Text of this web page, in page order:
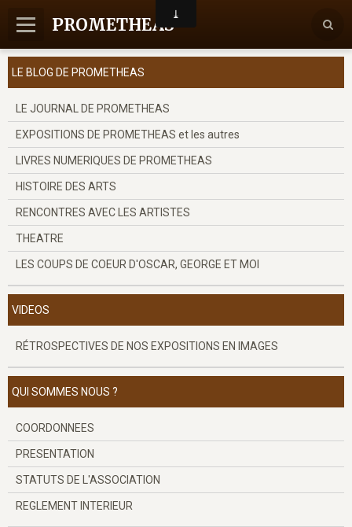
PROMETHEAS
LE BLOG DE PROMETHEAS
LE JOURNAL DE PROMETHEAS
EXPOSITIONS DE PROMETHEAS et les autres
LIVRES NUMERIQUES DE PROMETHEAS
HISTOIRE DES ARTS
RENCONTRES AVEC LES ARTISTES
THEATRE
LES COUPS DE COEUR D'OSCAR, GEORGE ET MOI
VIDEOS
RÉTROSPECTIVES DE NOS EXPOSITIONS EN IMAGES
QUI SOMMES NOUS ?
COORDONNEES
PRESENTATION
STATUTS DE L'ASSOCIATION
REGLEMENT INTERIEUR